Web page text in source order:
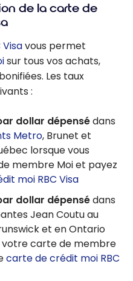
de la carte de
Visavous permet
sur tous vos achats,
Les taux
:
dollar dépensédans
Metro, Brunet et
lorsque vous
membre Moi et payez
moi RBC Visa
dollar dépensédans
Jean Coutu au
et en Ontario
votre carte de membre
carte de crédit moi RBC